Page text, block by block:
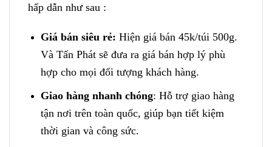
hấp dẫn như sau :
Giá bán siêu rẻ: Hiện giá bán 45k/túi 500g.
Và Tấn Phát sẽ đưa ra giá bán hợp lý phù
hợp cho mọi đối tượng khách hàng.
Giao hàng nhanh chóng: Hỗ trợ giao hàng
tận nơi trên toàn quốc, giúp bạn tiết kiệm
thời gian và công sức.